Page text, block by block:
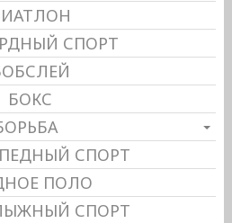
СПОРТ
БОКС
СПОРТ
ПОЛО
СПОРТ